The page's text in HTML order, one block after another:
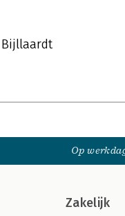
Bijllaardt
Op
Zakelijk